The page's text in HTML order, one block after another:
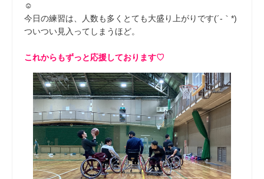
☺
今日の練習は、人数も多くとても大盛り上がりです(´-｀*)
ついつい見入ってしまうほど。
これからもずっと応援しております♡